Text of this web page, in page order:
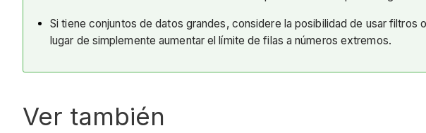
Si tiene conjuntos de datos grandes, considere la posibilidad de usar
lugar de simplemente aumentar el límite de filas a números extremos.
Ver también